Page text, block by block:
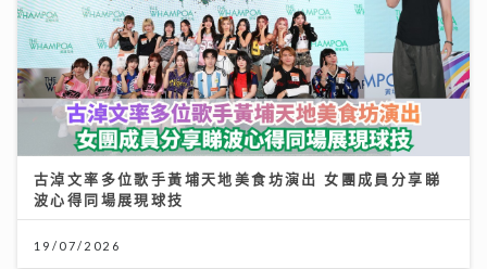
古淖文率多位歌手黃埔天地美食坊演出 女團成員分享睇
波心得同場展現球技
19/07/2026